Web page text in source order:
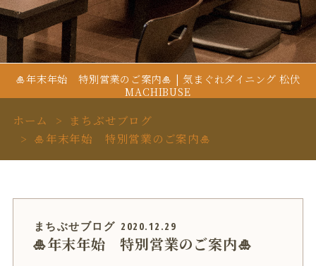
🎍年末年始 特別営業のご案内🎍 | 気まぐれダイニング 松伏
MACHIBUSE
ホーム
まちぶせブログ
🎍年末年始 特別営業のご案内🎍
まちぶせブログ 2020.12.29
🎍年末年始 特別営業のご案内🎍